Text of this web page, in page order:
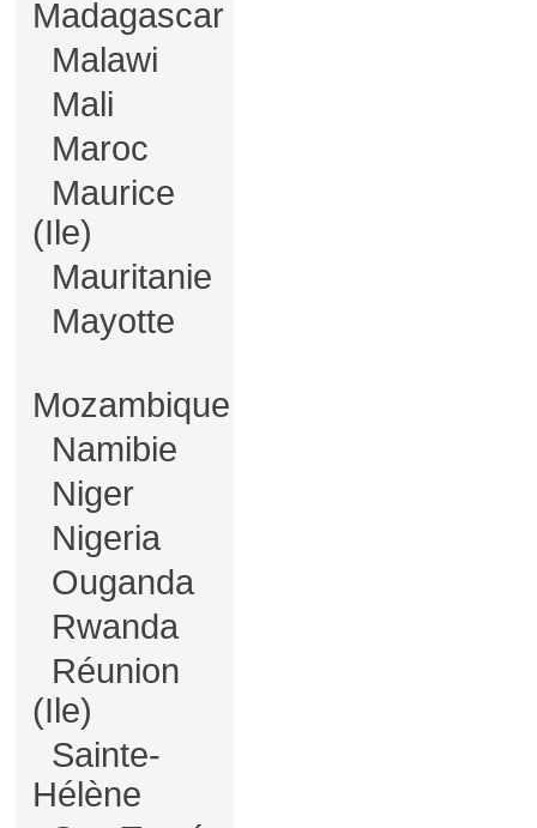
Madagascar
Malawi
Mali
Maroc
Maurice
(Ile)
Mauritanie
Mayotte
Mozambique
Namibie
Niger
Nigeria
Ouganda
Rwanda
Réunion
(Ile)
Sainte-
Hélène